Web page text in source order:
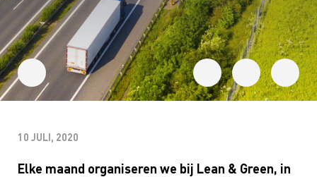
10 JULI, 2020
Elke maand organiseren we bij Lean & Green, in